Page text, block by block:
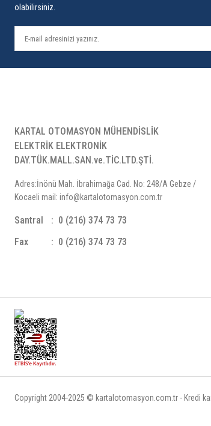
olabilirsiniz.
KARTAL OTOMASYON MÜHENDİSLİK
ELEKTRİK ELEKTRONİK
DAY.TÜK.MALL.SAN.ve.TİC.LTD.ŞTİ.
Adres:İnönü Mah. İbrahimağa Cad. No: 248/A Gebze /
Kocaeli mail: info@kartalotomasyon.com.tr
Santral
0 (216) 374 73 73
Fax
0 (216) 374 73 73
Copyright 2004-2025 © kartalotomasyon.com.tr - Kredi